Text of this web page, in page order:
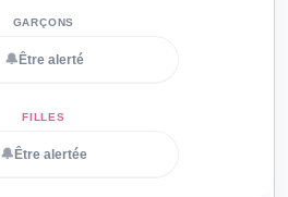
🔔 Être alerté
🔔 Être alertée